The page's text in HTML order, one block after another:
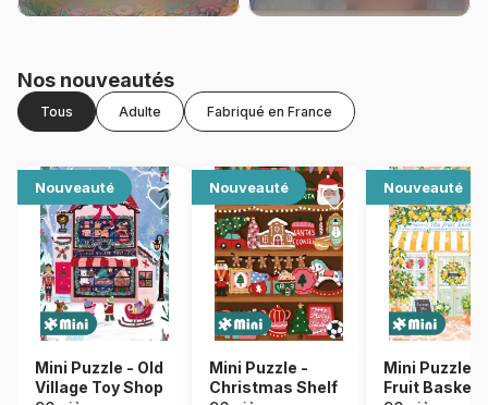
Nos nouveautés
Tous Adulte Fabriqué en France
Nouveauté
Mini Puzzle - Old
Village Toy Shop
Nouveauté
Mini Puzzle -
Christmas Shelf
Nouveauté
Mini Puzzle -
Fruit Basket